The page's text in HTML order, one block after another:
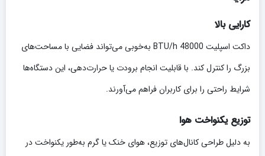
کارایی بالا
داکت اسپلیت 48000 BTU/h به‌خوبی می‌تواند فضایی با مساحت‌های
بزرگ را کنترل کند. با قابلیت انجام برودت یا حرارت‌دهی، این دستگاه‌ها
شرایط راحتی را برای کاربران فراهم می‌آورند.
توزیع یکنواخت هوا
به دلیل طراحی کانال‌های توزیع، هوای خنک یا گرم به‌طور یکنواخت در